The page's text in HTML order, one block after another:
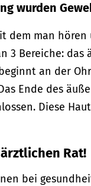
wurden
dem man
3 Bereiche: das
an der
Ende des
Diese
Rat!
bei